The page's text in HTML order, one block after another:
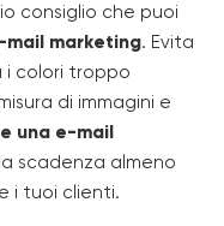
consiglio che puoi
mail marketing. Evita
i colori troppo
di immagini e
una e-mail
scadenza almeno
i tuoi clienti.